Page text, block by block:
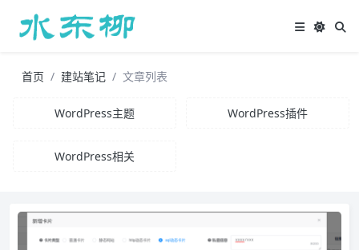
首页 建站笔记 文章列表
WordPress主题 WordPress插件
WordPress相关